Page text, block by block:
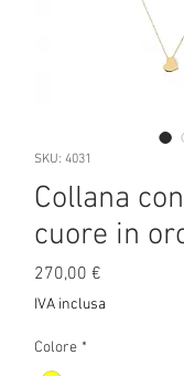
SKU: 4031
Collana
cuore in
270,00 €
IVA inclusa
Colore *